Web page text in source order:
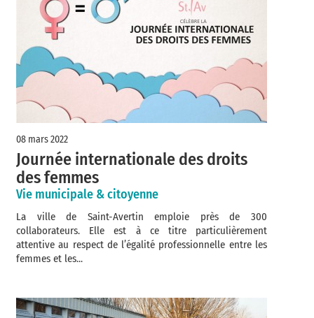
08 mars 2022
Journée internationale des droits
des femmes
Vie municipale & citoyenne
La ville de Saint-Avertin emploie près de 300
collaborateurs. Elle est à ce titre particulièrement
attentive au respect de l’égalité professionnelle entre les
femmes et les...